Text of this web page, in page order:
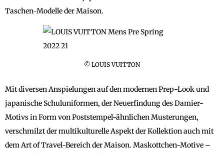
Taschen-Modelle der Maison.
© LOUIS VUITTON
Mit diversen Anspielungen auf den modernen Prep-Look und
japanische Schuluniformen, der Neuerfindung des Damier-
Motivs in Form von Poststempel-ähnlichen Musterungen,
verschmilzt der multikulturelle Aspekt der Kollektion auch mit
dem Art of Travel-Bereich der Maison. Maskottchen-Motive –